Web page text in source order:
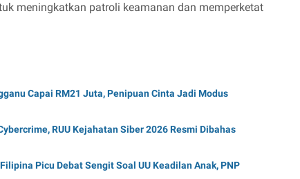
meningkatkan patroli keamanan dan memperketat
Capai RM21 Juta, Penipuan Cinta Jadi Modus
RUU Kejahatan Siber 2026 Resmi Dibahas
Picu Debat Sengit Soal UU Keadilan Anak, PNP